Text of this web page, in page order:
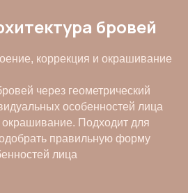
бровей
коррекция и окрашивание
через геометрический
особенностей лица
окрашивание. Подходит для
правильную форму
лица